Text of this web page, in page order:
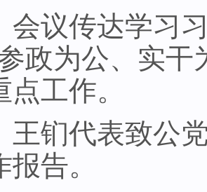
传达学习习
政为公、实干
点工作。
代表致公党
告。